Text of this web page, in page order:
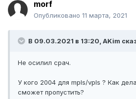
morf
Опубликовано 11 марта, 2021
В 09.03.2021 в 13:20, AKim
Не осилил срач.
У кого 2004 для mpls/vpls ? Как
сможет пропустить?